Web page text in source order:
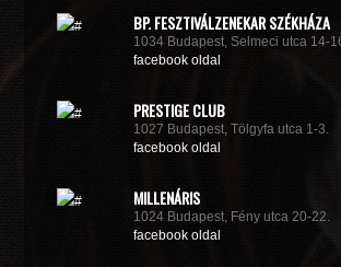
BP. FESZTIVÁLZENEKAR SZÉKHÁZA
1034 Budapest, Selmeci utca 14-
facebook oldal
PRESTIGE CLUB
1027 Budapest, Tölgyfa utca 1-3.
facebook oldal
MILLENÁRIS
1024 Budapest, Fény utca 20-22.
facebook oldal